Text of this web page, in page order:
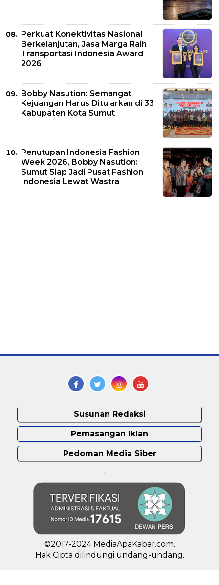
Perkuat Konektivitas Nasional
Berkelanjutan, Jasa Marga Raih
Transportasi Indonesia Award
2026
Bobby Nasution: Semangat
Kejuangan Harus Ditularkan di 33
Kabupaten Kota Sumut
Penutupan Indonesia Fashion
Week 2026, Bobby Nasution:
Sumut Siap Jadi Pusat Fashion
Indonesia Lewat Wastra
Susunan Redaksi
Pemasangan Iklan
Pedoman Media Siber
©2017-2024 MediaApaKabar.com.
Hak Cipta dilindungi undang-undang.